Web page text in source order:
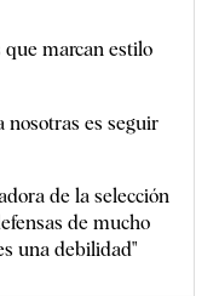
marcan estilo
nosotras es seguir
de la selección
de mucho
una debilidad"